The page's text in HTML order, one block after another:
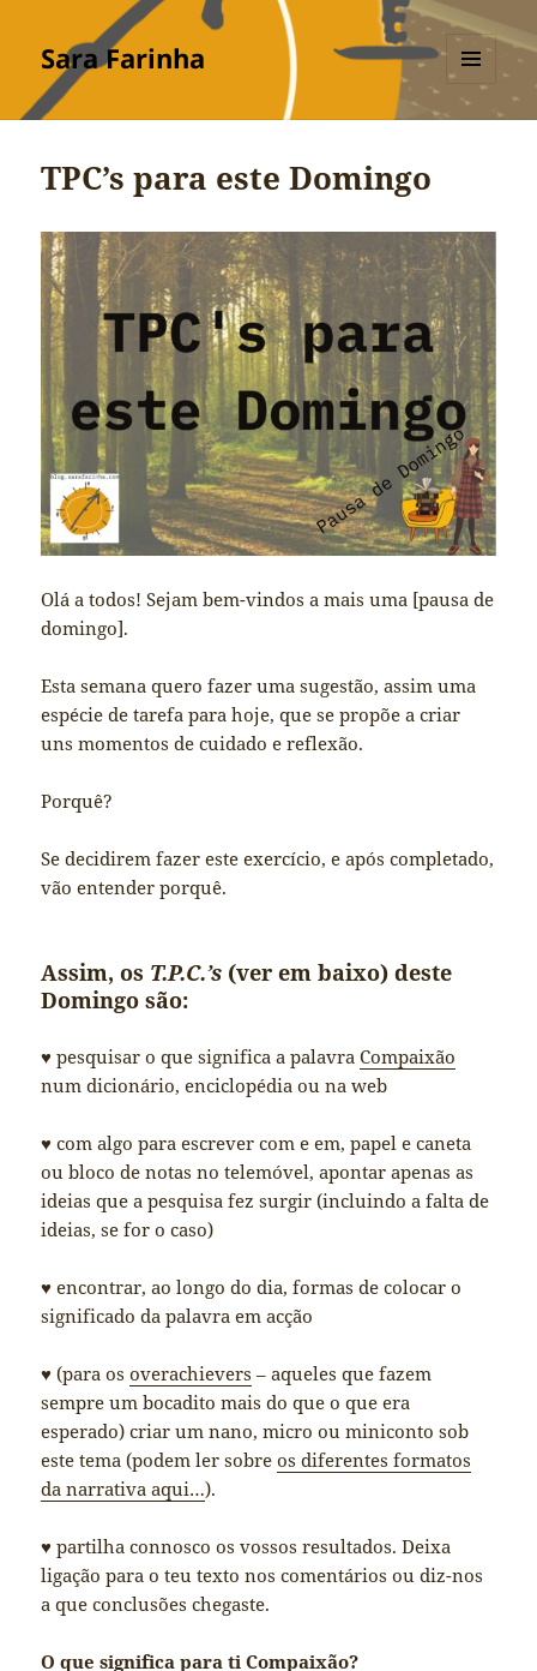
Sara Farinha
MENU
TPC’s para este Domingo
Olá a todos! Sejam bem-vindos a mais uma [pausa de
domingo].
Esta semana quero fazer uma sugestão, assim uma
espécie de tarefa para hoje, que se propõe a criar
uns momentos de cuidado e reflexão.
Porquê?
Se decidirem fazer este exercício, e após completado,
vão entender porquê.
Assim, os T.P.C.’s (ver em baixo) deste
Domingo são:
♥ pesquisar o que significa a palavraCompaixão
num dicionário, enciclopédia ou na web
♥ com algo para escrever com e em, papel e caneta
ou bloco de notas no telemóvel, apontar apenas as
ideias que a pesquisa fez surgir (incluindo a falta de
ideias, se for o caso)
♥ encontrar, ao longo do dia, formas de colocar o
significado da palavra em acção
♥ (para osoverachievers – aqueles que fazem
sempre um bocadito mais do que o que era
esperado) criar um nano, micro ou miniconto sob
este tema (podem ler sobreos diferentes formatos
da narrativa aqui…).
♥ partilha connosco os vossos resultados. Deixa
ligação para o teu texto nos comentários ou diz-nos
a que conclusões chegaste.
O que significa para ti Compaixão?